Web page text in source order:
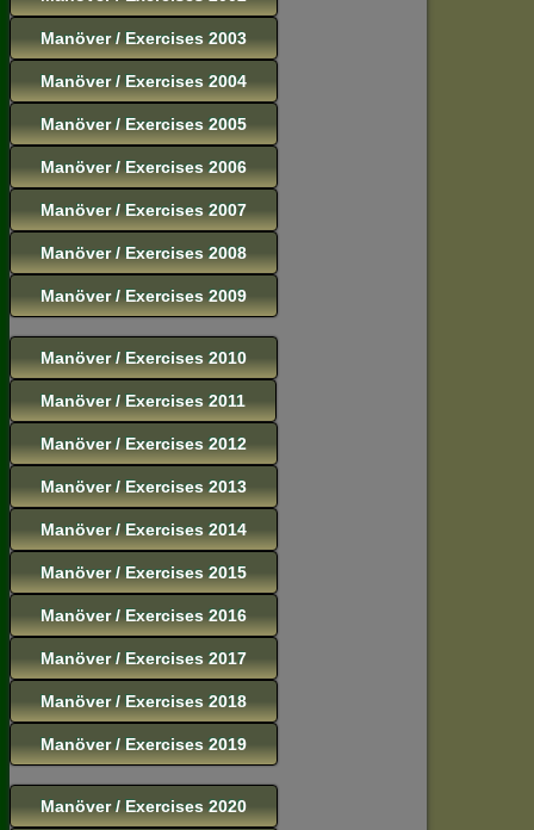
Manöver / Exercises 2003
Manöver / Exercises 2004
Manöver / Exercises 2005
Manöver / Exercises 2006
Manöver / Exercises 2007
Manöver / Exercises 2008
Manöver / Exercises 2009
Manöver / Exercises 2010
Manöver / Exercises 2011
Manöver / Exercises 2012
Manöver / Exercises 2013
Manöver / Exercises 2014
Manöver / Exercises 2015
Manöver / Exercises 2016
Manöver / Exercises 2017
Manöver / Exercises 2018
Manöver / Exercises 2019
Manöver / Exercises 2020